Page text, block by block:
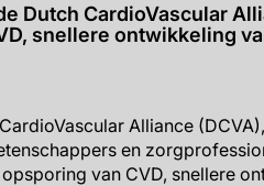
Dutch CardioVascular
snellere ontwikkeling
Alliance
en
van CVD, snellere